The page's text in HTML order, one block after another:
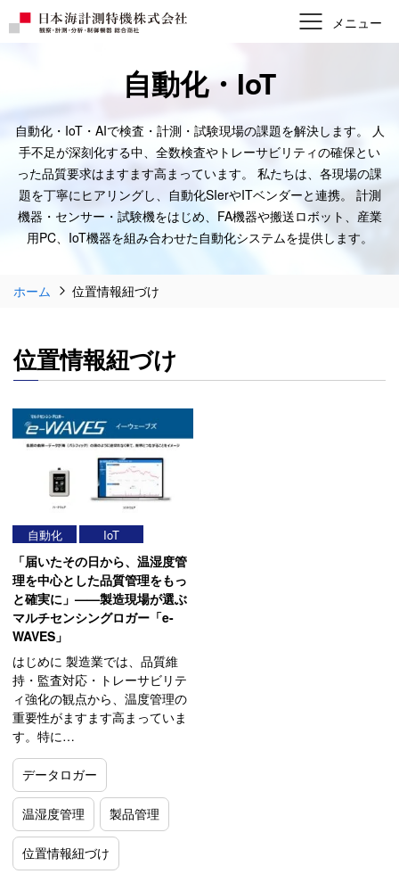
自動化・IoT
自動化・IoT・AIで検査・計測・試験現場の課題を解決します。
人
手不足が深刻化する中、全数検査やトレーサビリティの確保とい
った品質要求はますます高まっています。
私たちは、各現場の課
題を丁寧にヒアリングし、自動化SIerやITベンダーと連携。
計測
機器・センサー・試験機をはじめ、FA機器や搬送ロボット、産業
用PC、IoT機器を組み合わせた自動化システムを提供します。
ホーム 位置情報紐づけ
位置情報紐づけ
自動化 IoT
「届いたその日から、温湿度管
理を中心とした品質管理をもっ
と確実に」——製造現場が選ぶ
マルチセンシングロガー「e-
WAVES」
はじめに 製造業では、品質維
持・監査対応・トレーサビリテ
ィ強化の観点から、温度管理の
重要性がますます高まっていま
す。特に…
データロガー
温湿度管理 製品管理
位置情報紐づけ